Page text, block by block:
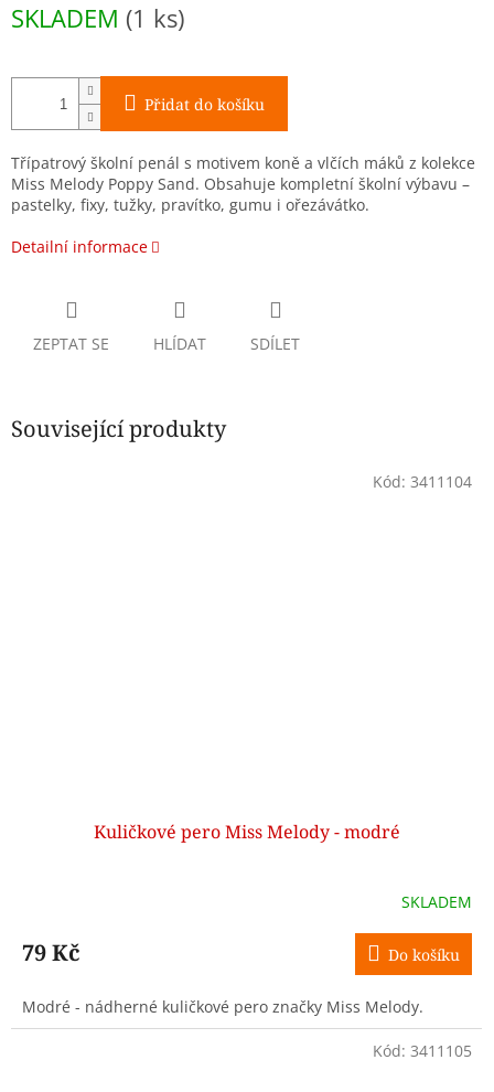
cena:
SKLADEM (1 ks)
Přidat do košíku
Třípatrový školní penál s motivem koně a vlčích máků z kolekce
Miss Melody Poppy Sand. Obsahuje kompletní školní výbavu –
pastelky, fixy, tužky, pravítko, gumu i ořezávátko.
Detailní informace
ZEPTAT SE HLÍDAT SDÍLET
Související produkty
Kuličkové pero Miss Melody - modré
SKLADEM
79 Kč Do košíku
Modré - nádherné kuličkové pero značky Miss Melody.
Kód: 3411104
Kód: 3411105